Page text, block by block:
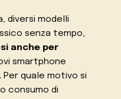
diversi modelli
senza tempo,
anche per
smartphone
Per quale motivo si
consumo di